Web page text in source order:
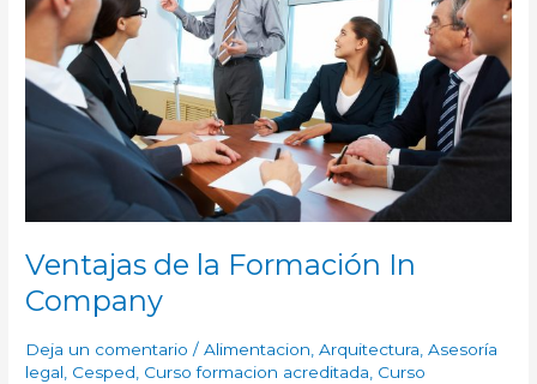
Ventajas de la Formación In
Company
Deja un comentario /Alimentacion,Arquitectura,Asesoría
legal, Cesped, Curso formacion acreditada, Curso
IN
COMPANY